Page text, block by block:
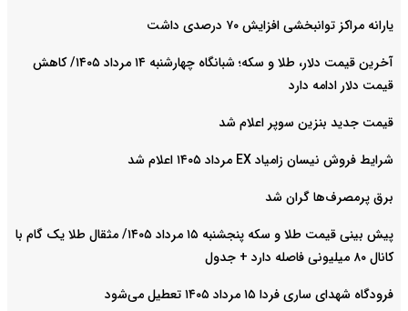
یارانه مراکز توانبخشی افزایش ۷۰ درصدی داشت
آخرین قیمت دلار، طلا و سکه؛ شبانگاه چهارشنبه ۱۴ مرداد ۱۴۰۵/ کاهش
قیمت دلار ادامه دارد
قیمت جدید بنزین سوپر اعلام شد
شرایط فروش نیسان زامیاد EX مرداد ۱۴۰۵ اعلام شد
برق پرمصرف‌ها گران شد
پیش‌ بینی قیمت طلا و سکه پنجشنبه ۱۵ مرداد ۱۴۰۵/ مثقال طلا یک گام با
کانال ۸۰ میلیونی فاصله دارد + جدول
فرودگاه شهدای ساری فردا ۱۵ مرداد ۱۴۰۵ تعطیل می‌شود